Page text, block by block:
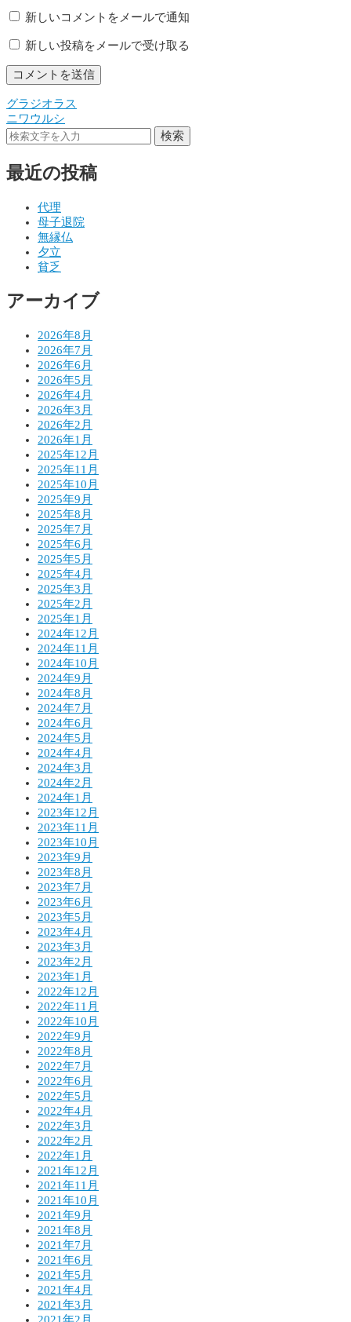
新しいコメントをメールで通知
新しい投稿をメールで受け取る
投
稿
ビ
ン
グラジオラス
ニワウルシ
検索
最近の投稿
代理
母子退院
無縁仏
夕立
貧乏
アーカイブ
2026年8月
2026年7月
2026年6月
2026年5月
2026年4月
2026年3月
2026年2月
2026年1月
2025年12月
2025年11月
2025年10月
2025年9月
2025年8月
2025年7月
2025年6月
2025年5月
2025年4月
2025年3月
2025年2月
2025年1月
2024年12月
2024年11月
2024年10月
2024年9月
2024年8月
2024年7月
2024年6月
2024年5月
2024年4月
2024年3月
2024年2月
2024年1月
2023年12月
2023年11月
2023年10月
2023年9月
2023年8月
2023年7月
2023年6月
2023年5月
2023年4月
2023年3月
2023年2月
2023年1月
2022年12月
2022年11月
2022年10月
2022年9月
2022年8月
2022年7月
2022年6月
2022年5月
2022年4月
2022年3月
2022年2月
2022年1月
2021年12月
2021年11月
2021年10月
2021年9月
2021年8月
2021年7月
2021年6月
2021年5月
2021年4月
2021年3月